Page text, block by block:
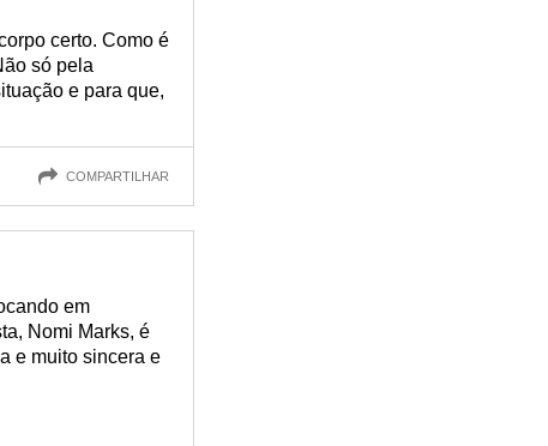
certo. Como é
só pela
e para que,
COMPARTILHAR
em
Nomi Marks, é
e muito sincera e